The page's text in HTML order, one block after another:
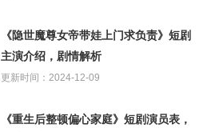
《隐世魔尊女帝带娃上门求负责》短剧
主演介绍，剧情解析
更新时间：2024-12-09
《重生后整顿偏心家庭》短剧演员表，